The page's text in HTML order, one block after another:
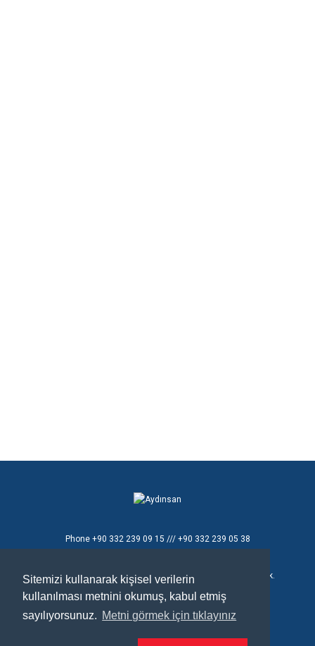
Sitemizi kullanarak kişisel verilerin
kullanılması metnini okumuş, kabul etmiş
sayılıyorsunuz. Metni görmek için tıklayınız
Phone+90 332 239 09 15 /// +90 332 239 05 38
Konya Organize Sanayi Bölgesi T.Ziyaeddin Cad. 8 No'lu Sok.
Selçuklu / Konya / TÜRKİYE